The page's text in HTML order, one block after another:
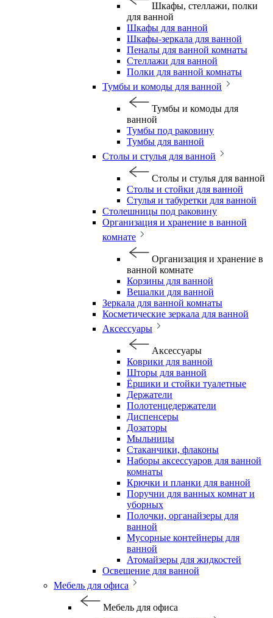
Шкафы, стеллажи, полки
для ванной
Шкафы для ванной
Шкафы-зеркала для ванной
Пеналы для ванной комнаты
Стеллажи для ванной
Полки для ванной комнаты
Тумбы и комоды для ванной
Тумбы и комоды для
ванной
Тумбы под раковину
Тумбы для ванной
Столы и стулья для ванной
Столы и стулья для ванной
Столы и стойки для ванной
Стулья и табуретки для ванной
Столешницы под раковину
Организация и хранение в ванной
комнате
Организация и хранение в
ванной комнате
Корзины для ванной
Вешалки для ванной
Зеркала для ванной комнаты
Косметические зеркала для ванной
Аксессуары
Аксессуары
Коврики для ванной
Шторы для ванной
Ёршики и стойки туалетные
Держатели
Полотенцедержатели
Диспенсеры
Дозаторы
Мыльницы
Стаканчики, флаконы
Наборы аксессуаров для ванной
комнаты
Крючки и планки для ванной
Поручни для ванных комнат и
уборных
Полочки, органайзеры для
ванной
Мусорные контейнеры для
ванной
Атомайзеры для жидкостей
Освещение для ванной
Мебель для офиса
Мебель для офиса